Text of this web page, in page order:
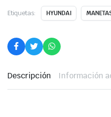
Etiquetas: HYUNDAI
Descripción Información